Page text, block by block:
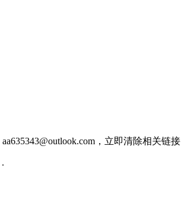
aa635343@outlook.com ，立即清除相关链接